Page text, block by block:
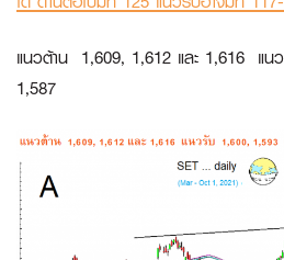
แนวต้าน 1,609, 1,612 และ 1,616 แ
1,587